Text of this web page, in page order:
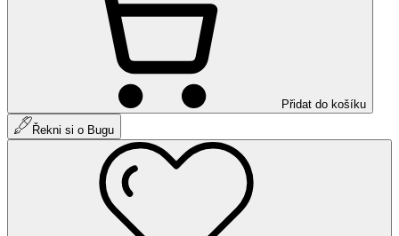
Přidat do košíku
Řekni si o Bugu